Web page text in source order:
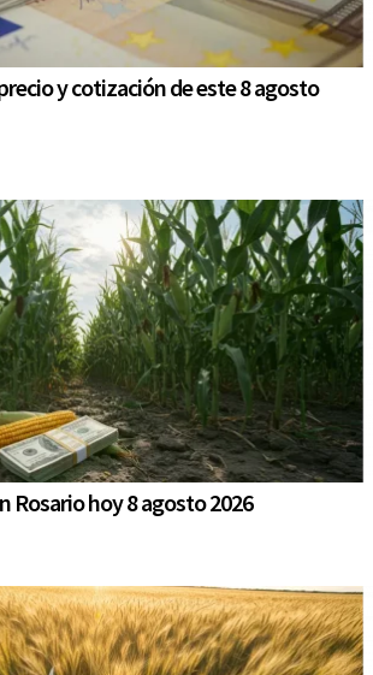
y cotización de este 8 agosto
Rosario hoy 8 agosto 2026